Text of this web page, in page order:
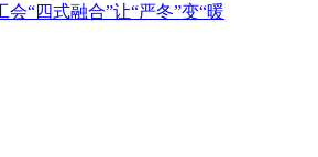
会“四式融合”让“严冬”变“暖